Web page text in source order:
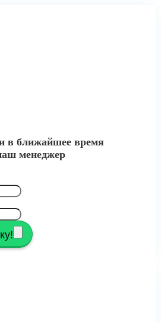
в ближайшее время
менеджер